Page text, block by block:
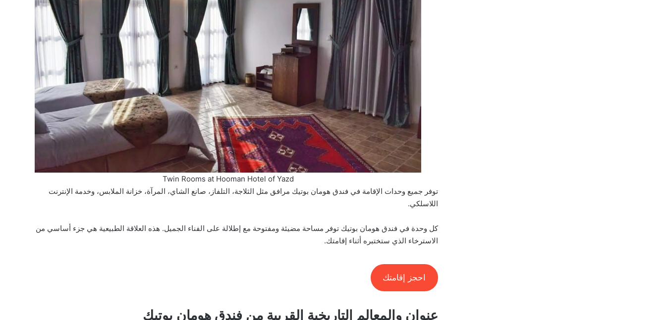
Twin Rooms at Hooman Hotel of Yazd
توفر جميع وحدات الإقامة في فندق هومان بوتيك مرافق مثل الثلاجة، التلفاز، صانع الشاي، المرآة، خزانة الملابس، وخدمة الإنترنت
اللاسلكي.
كل وحدة في فندق هومان بوتيك توفر مساحة مضيئة ومفتوحة مع إطلالة على الفناء الجميل. هذه العلاقة الطبيعية هي جزء أساسي من
الاسترخاء الذي ستختبره أثناء إقامتك.
احجز إقامتك
عنوان والمعالم التاريخية القريبة من فندق هومان بوتيك